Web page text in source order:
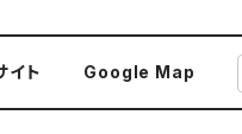
イト Google Map